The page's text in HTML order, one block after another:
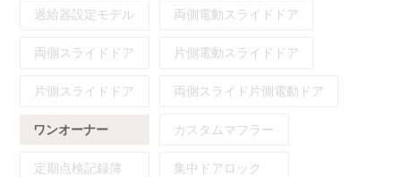
過給器設定モデル 両側電動スライドドア
両側スライドドア 片側電動スライドドア
片側スライドドア 両側スライド片側電動ドア
ワンオーナー カスタムマフラー
定期点検記録簿 集中ドアロック